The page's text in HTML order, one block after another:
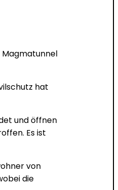
Magmatunnel
hat
und öffnen
Es ist
von
die